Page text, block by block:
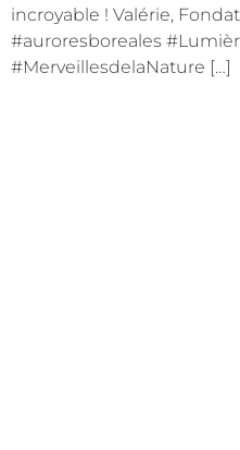
incroyable ! Valérie,
#auroresboreales
#MerveillesdelaNature […]